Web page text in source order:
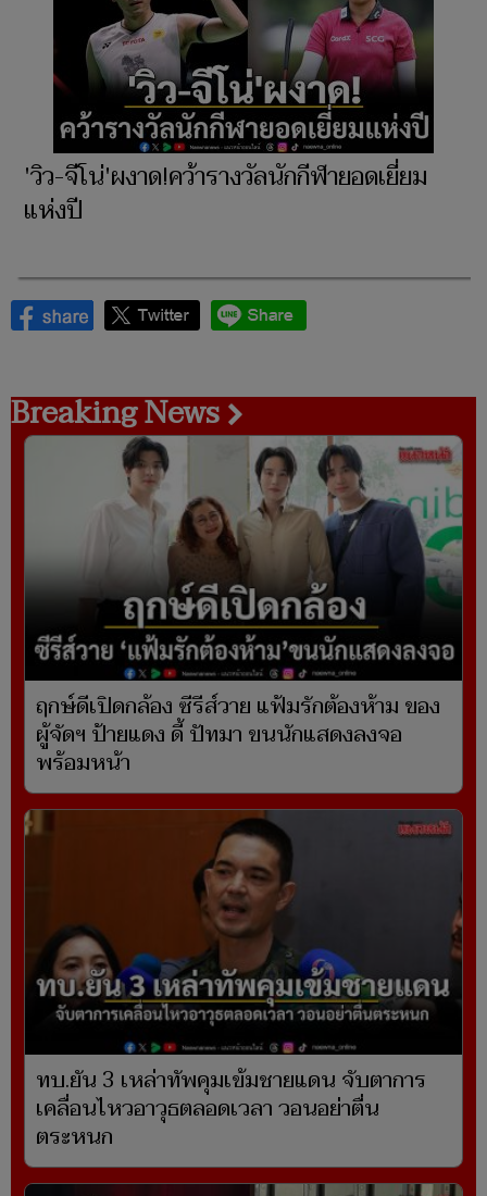
'วิว-จีโน่'ผงาด!คว้ารางวัลนักกีฬายอดเยี่ยม
แห่งปี
Breaking News
ฤกษ์ดีเปิดกล้อง ซีรีส์วาย แฟ้มรักต้องห้าม ของ
ผู้จัดฯ ป้ายแดง ดี้ ปัทมา ขนนักแสดงลงจอ
พร้อมหน้า
ทบ.ยัน 3 เหล่าทัพคุมเข้มชายแดน จับตาการ
เคลื่อนไหวอาวุธตลอดเวลา วอนอย่าตื่น
ตระหนก